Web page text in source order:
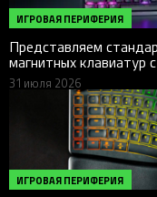
ИГРОВАЯ ПЕРИФЕРИЯ
Представляем
магнитных клавиатур
31 июля 2026
ИГРОВАЯ ПЕРИФЕРИЯ